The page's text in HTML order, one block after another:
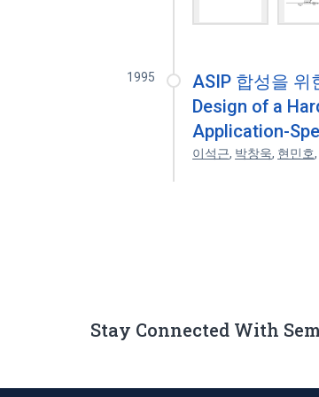
1995
ASIP 합성을
Design of a
Application-
이석근, 박창욱, 현민호,
Stay Connected With